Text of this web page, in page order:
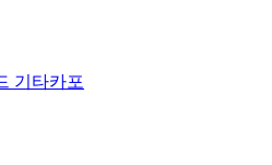
기타카포